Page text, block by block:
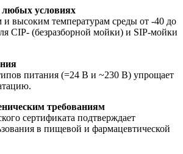
условиях
высоким температурам среды от -40 до
CIP- (безразборной мойки) и SIP-мойки
питания (=24 В и ~230 В) упрощает
требованиям
сертификата подтверждает
в пищевой и фармацевтической